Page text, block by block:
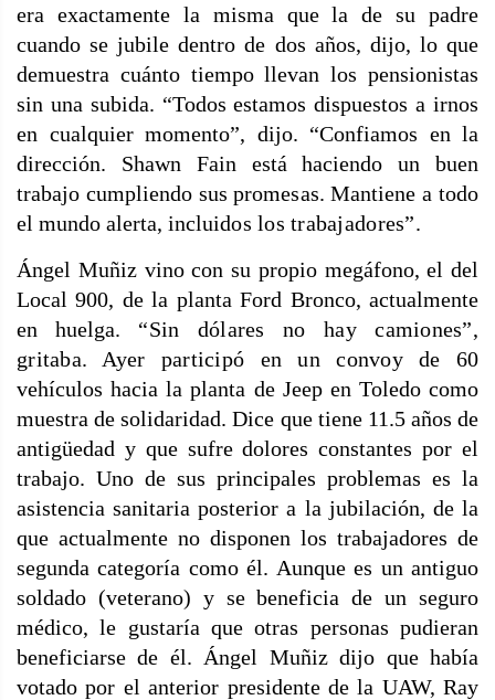
era exactamente la misma que la de su padre
cuando se jubile dentro de dos años, dijo, lo que
demuestra cuánto tiempo llevan los pensionistas
sin una subida. “Todos estamos dispuestos a irnos
en cualquier momento”, dijo. “Confiamos en la
dirección. Shawn Fain está haciendo un buen
trabajo cumpliendo sus promesas. Mantiene a todo
el mundo alerta, incluidos los trabajadores”.
Ángel Muñiz vino con su propio megáfono, el del
Local 900, de la planta Ford Bronco, actualmente
en huelga. “Sin dólares no hay camiones”,
gritaba. Ayer participó en un convoy de 60
vehículos hacia la planta de Jeep en Toledo como
muestra de solidaridad. Dice que tiene 11.5 años de
antigüedad y que sufre dolores constantes por el
trabajo. Uno de sus principales problemas es la
asistencia sanitaria posterior a la jubilación, de la
que actualmente no disponen los trabajadores de
segunda categoría como él. Aunque es un antiguo
soldado (veterano) y se beneficia de un seguro
médico, le gustaría que otras personas pudieran
beneficiarse de él. Ángel Muñiz dijo que había
votado por el anterior presidente de la UAW, Ray